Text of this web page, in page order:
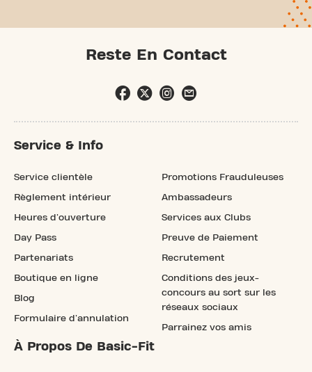
Reste En Contact
Service & Info
Service clientèle
Règlement intérieur
Heures d'ouverture
Day Pass
Partenariats
Boutique en ligne
Blog
Formulaire d'annulation
Promotions Frauduleuses
Ambassadeurs
Services aux Clubs
Preuve de Paiement
Recrutement
Conditions des jeux-
concours au sort sur les
réseaux sociaux
Parrainez vos amis
À Propos De Basic-Fit